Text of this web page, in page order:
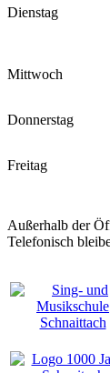
Dienstag
Mittwoch
Donnerstag
Freitag
Außerhalb der
Telefonisch